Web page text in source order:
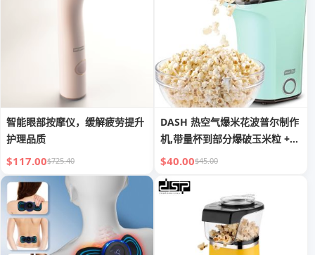
智能眼部按摩仪，缓解疲劳提升
护理品质
$117.00$725.40
DASH 热空气爆米花波普尔制作
机,带量杯到部分爆破玉米粒 +
融化黄油,16 杯 - 浅绿色
$40.00$45.00